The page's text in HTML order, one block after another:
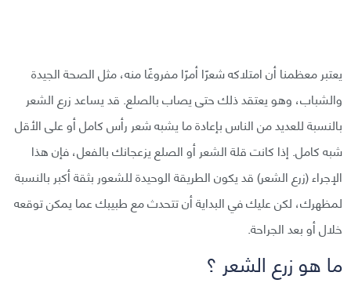
يعتبر معظمنا أن امتلاكه شعرًا أمرًا مفروغًا منه، مثل الصحة الجيدة
والشباب، وهو يعتقد ذلك حتى يصاب بالصلع. قد يساعد زرع الشعر
بالنسبة للعديد من الناس بإعادة ما يشبه شعر رأس كامل أو على الأقل
شبه كامل. إذا كانت قلة الشعر أو الصلع يزعجانك بالفعل، فإن هذا
الإجراء (زرع الشعر) قد يكون الطريقة الوحيدة للشعور بثقة أكبر بالنسبة
لمظهرك، لكن عليك في البداية أن تتحدث مع طبيبك عما يمكن توقعه
خلال أو بعد الجراحة.
ما هو زرع الشعر ؟